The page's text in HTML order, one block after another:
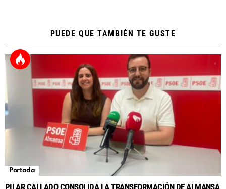
PUEDE QUE TAMBIÉN TE GUSTE
Portada
PILAR CALLADO CONSOLIDA LA TRANSFORMACIÓN DE ALMANSA